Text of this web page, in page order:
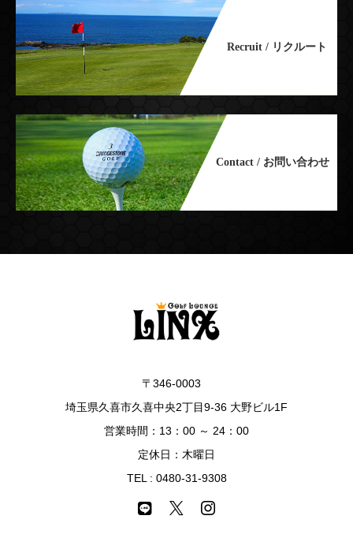
Recruit / リクルート
Contact / お問い合わせ
〒346-0003
埼玉県久喜市久喜中央2丁目9-36 大野ビル1F
営業時間：13：00 ～ 24：00
定休日：木曜日
TEL : 0480-31-9308